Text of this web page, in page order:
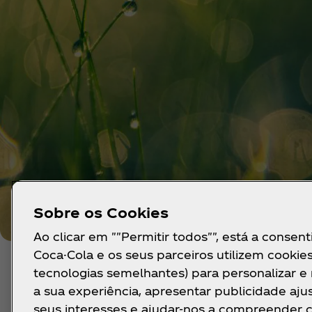
As pessoas são
Sobre os Cookies
Ao clicar em ""Permitir todos"", está a
Coca-Cola e os seus parceiros utilizem
tecnologias semelhantes) para personalizar e
a sua experiência, apresentar publicidade
seus interesses e ajudar-nos a compreender